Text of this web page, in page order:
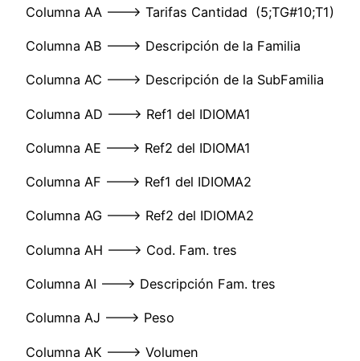
Columna AA ——–> Tarifas Cantidad (5;TG#10;T1)
Columna AB ——–> Descripción de la Familia
Columna AC ——–> Descripción de la SubFamilia
Columna AD ——–> Ref1 del IDIOMA1
Columna AE ——–> Ref2 del IDIOMA1
Columna AF ——–> Ref1 del IDIOMA2
Columna AG ——–> Ref2 del IDIOMA2
Columna AH ——–> Cod. Fam. tres
Columna AI ———> Descripción Fam. tres
Columna AJ ———> Peso
Columna AK ———> Volumen